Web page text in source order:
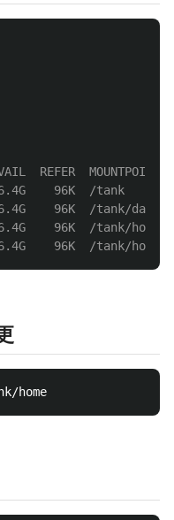
MOUNTPOINT
96K  /tank
96K  /tank/data
96K  /tank/home
96K  /tank/home/